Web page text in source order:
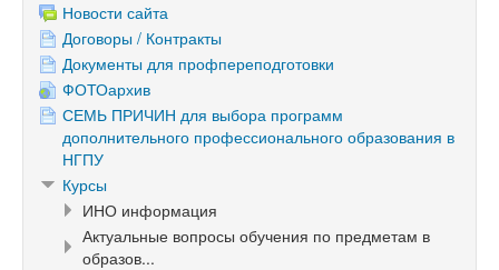
Новости сайта
Договоры / Контракты
Документы для профпереподготовки
ФОТОархив
СЕМЬ ПРИЧИН для выбора программ
дополнительного профессионального образования в
НГПУ
Курсы
ИНО информация
Актуальные вопросы обучения по предметам в
образов...